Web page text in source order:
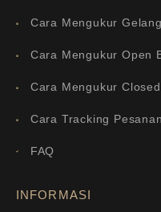
Cara Mengukur
Cara Mengukur Open
Cara Mengukur
Cara Tracking Pesanan
FAQ
INFORMASI